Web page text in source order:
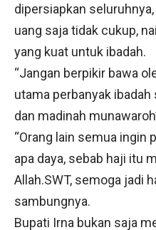
dipersiapkan
uang saja tidak cukup,
yang kuat untuk ibadah.
“Jangan berpikir bawa
utama perbanyak
dan madinah
“Orang lain semua ingin
apa daya, sebab haji itu
Allah.SWT, semoga jadi
sambungnya.
Bupati Irna bukan saja